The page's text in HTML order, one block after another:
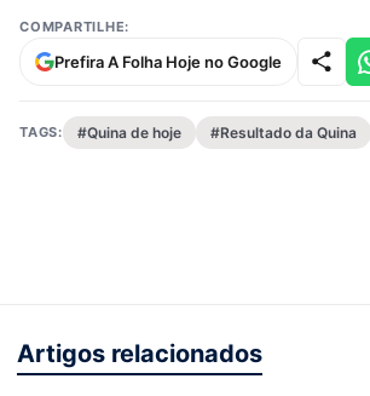
COMPARTILHE:
Prefira A Folha Hoje no Google
TAGS: #Quina de hoje #Resultado da Quina
Artigos relacionados